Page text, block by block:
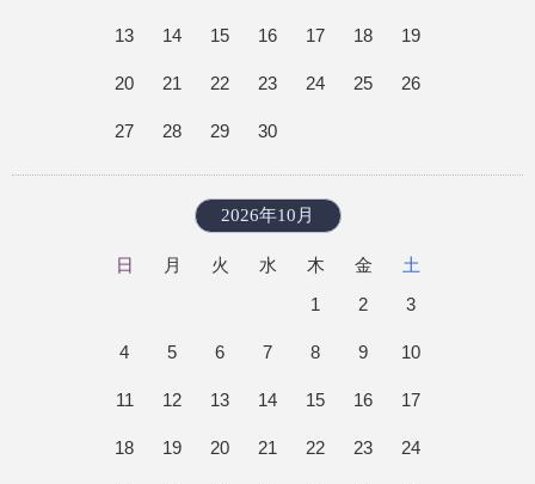
13 14 15 16 17 18 19
20 21 22 23 24 25 26
27 28 29 30
2026年10月
日 月 火 水 木 金
土
1
2 3
4 5 6 7 8 9 10
11 12 13 14 15 16 17
18 19 20 21 22 23 24